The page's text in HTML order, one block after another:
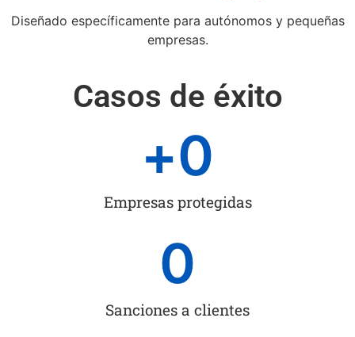
Diseñado específicamente para autónomos y pequeñas
empresas.
Casos de éxito
Empresas protegidas
+0
Sanciones a clientes
0